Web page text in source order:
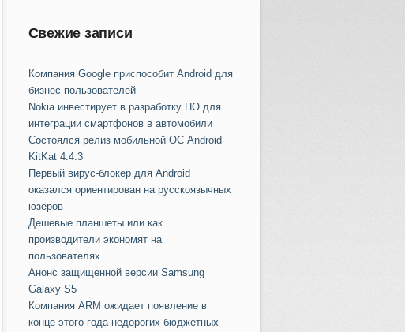
Свежие записи
Компания Google приспособит Android для
бизнес-пользователей
Nokia инвестирует в разработку ПО для
интеграции смартфонов в автомобили
Состоялся релиз мобильной ОС Android
KitKat 4.4.3
Первый вирус-блокер для Android
оказался ориентирован на русскоязычных
юзеров
Дешевые планшеты или как
производители экономят на
пользователях
Анонс защищенной версии Samsung
Galaxy S5
Компания ARM ожидает появление в
конце этого года недорогих бюджетных